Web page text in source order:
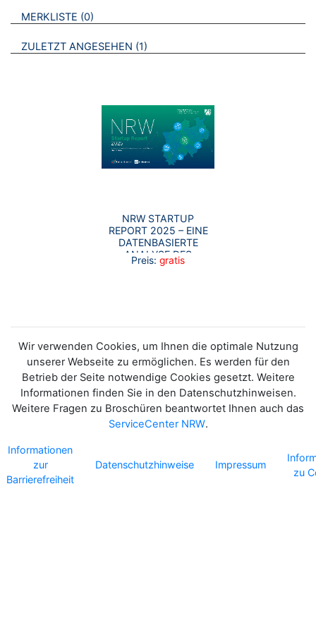
VERWEISE AUF VERMERKTE- ODER ZULETZT ANGESEHENE
MERKLISTE 0 BROSCHÜREN
ZULETZT ANGESEHEN 1 BROSCHÜREN
NRW STARTUP
REPORT 2025 – EINE
DATENBASIERTE
ANALYSE DES
NORDRHEIN-
Preis: gratis
Wir verwenden Cookies, um Ihnen die optimale Nutzung
unserer Webseite zu ermöglichen. Es werden für den
Betrieb der Seite notwendige Cookies gesetzt. Weitere
Informationen finden Sie in den Datenschutzhinweisen.
Weitere Fragen zu Broschüren beantwortet Ihnen auch das
ServiceCenter NRW.
Informationen
zur
Barrierefreiheit
Datenschutzhinweise Impressum
zu